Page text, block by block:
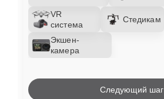
VR
система
Стедикам
Экшен-
камера
Следующий шаг